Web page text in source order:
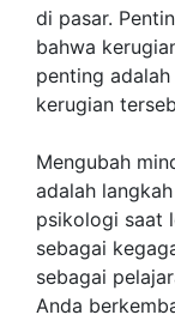
di pasar.
bahwa
penting
kerugian
Mengubah
adalah
psikologi saat
sebagai
sebagai
Anda